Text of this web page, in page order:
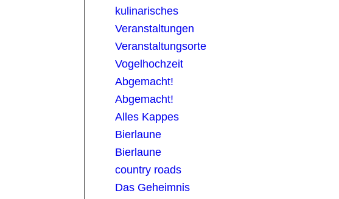
kulinarisches
Veranstaltungen
Veranstaltungsorte
Vogelhochzeit
Abgemacht!
Abgemacht!
Alles Kappes
Bierlaune
Bierlaune
country roads
Das Geheimnis